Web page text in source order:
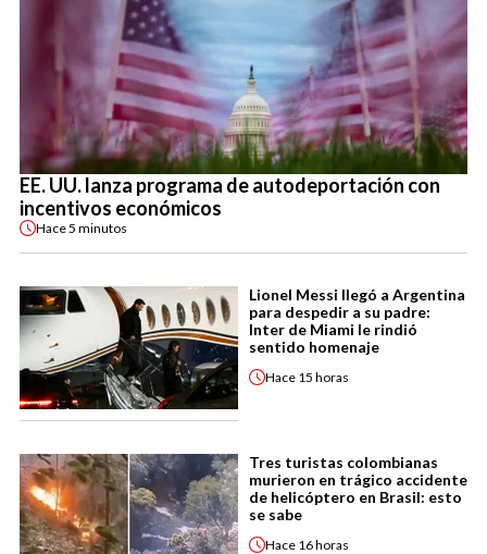
EE. UU. lanza programa de autodeportación con
incentivos económicos
Hace5 minutos
Lionel Messi llegó a Argentina
para despedir a su padre:
Inter de Miami le rindió
sentido homenaje
Hace 15 horas
Tres turistas colombianas
murieron en trágico accidente
de helicóptero en Brasil: esto
se sabe
Hace 16 horas